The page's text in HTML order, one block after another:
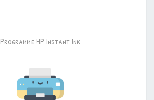
Programme HP Instant Ink